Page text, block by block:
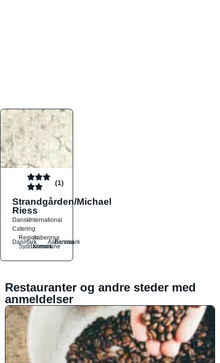
(1)
Strandgården/Michael
Riess
DanskInternational
Catering
Danmark
Region
Syddanmark
Aabenraa
Kommune
Aabenraa
Barsmark
Restauranter og andre steder med
anmeldelser